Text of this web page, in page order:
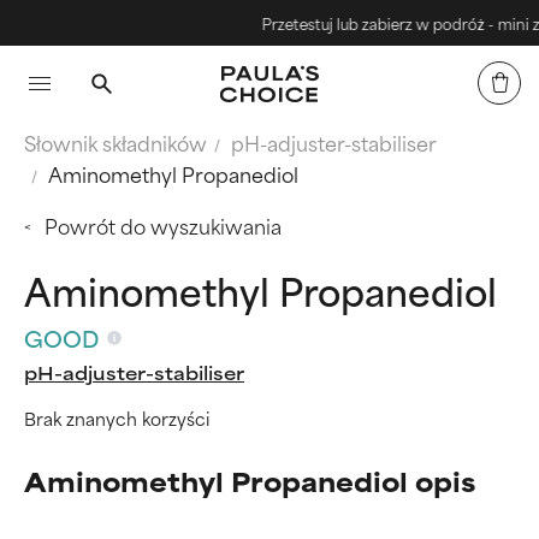
Przetestuj lub zabierz w podróż - mini
Słownik składników
pH-adjuster-stabiliser
Aminomethyl Propanediol
Powrót do wyszukiwania
Aminomethyl Propanediol
GOOD
pH-adjuster-stabiliser
Brak znanych korzyści
Aminomethyl Propanediol opis